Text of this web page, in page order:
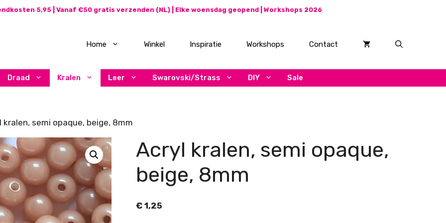
5,95 | Vanaf €50 gratis verzenden (NL) | Elke woensdag geopend | Workshops 2026
Home Winkel Inspiratie Workshops Contact
Draad Kralen Leer Swarovski/Strass DIY Sale
kralen, semi opaque, beige, 8mm
Acryl kralen, semi opaque,
beige, 8mm
€1,25